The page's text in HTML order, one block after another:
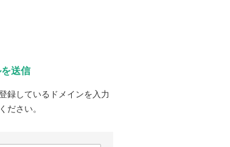
送信
録しているドメインを入力
ださい。